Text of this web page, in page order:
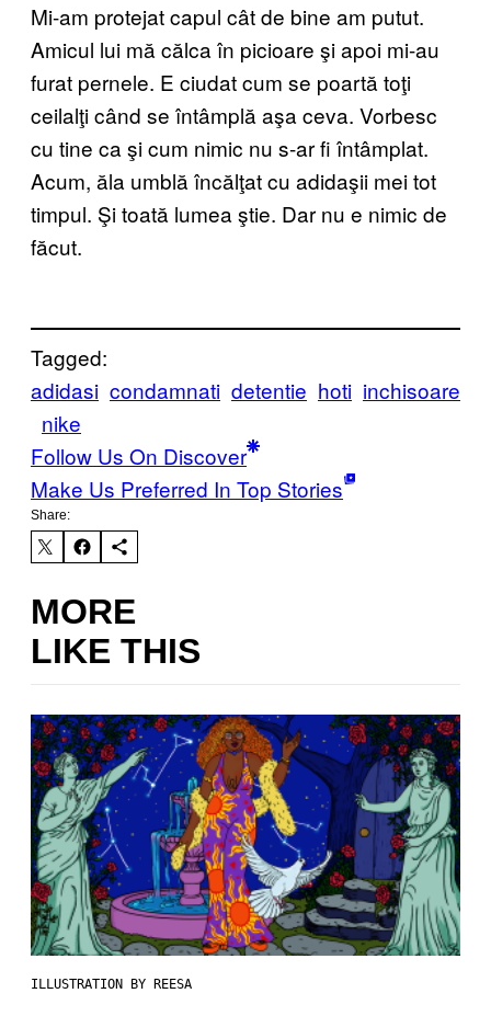
Mi-am protejat capul cât de bine am putut.
Amicul lui mă călca în picioare şi apoi mi-au
furat pernele. E ciudat cum se poartă toţi
ceilalţi când se întâmplă aşa ceva. Vorbesc
cu tine ca şi cum nimic nu s-ar fi întâmplat.
Acum, ăla umblă încălţat cu adidaşii mei tot
timpul. Şi toată lumea ştie. Dar nu e nimic de
făcut.
Tagged:
adidasi condamnati detentie hoti inchisoare
nike
Follow Us On Discover
Make Us Preferred In Top Stories
Share:
MORE
LIKE THIS
ILLUSTRATION BY REESA